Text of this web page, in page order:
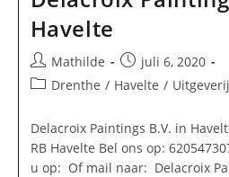
Havelte
Bericht
auteur:
Mathilde
Bericht
gepubliceerd
juli 6, 2020
Berichtcategorie:
Drenthe / Havelte / Uitgeverij
Delacroix Paintings B.V. in
RB Havelte Bel ons op:
u op: Of mail naar: Delacroix